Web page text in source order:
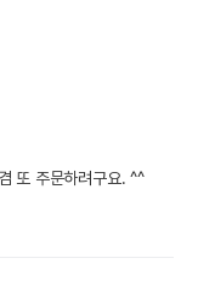
또 주문하려구요. ^^